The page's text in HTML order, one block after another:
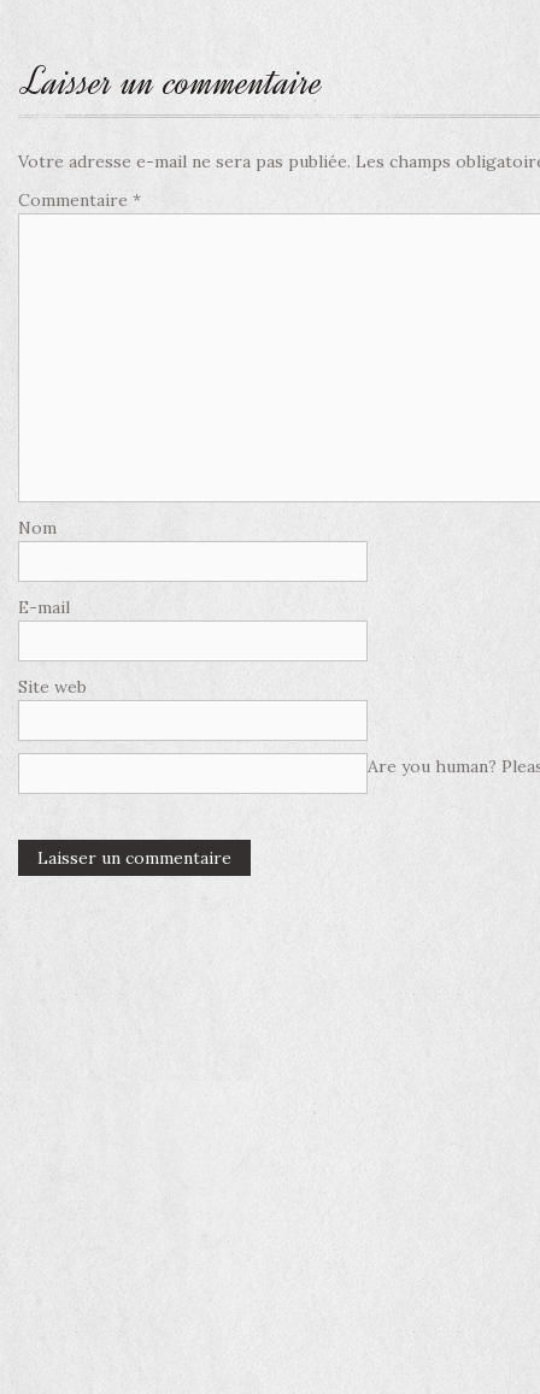
Laisser un commentaire
Votre adresse e-mail ne sera pas publiée. Les champs
Commentaire *
Nom
E-mail
Site web
Are you human?